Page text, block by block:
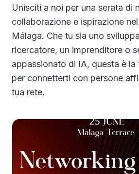
Unisciti a noi per una serata di
collaborazione e ispirazione
Málaga. Che tu sia uno
ricercatore, un imprenditore o
appassionato di IA, questa è
per connetterti con persone
tua rete.